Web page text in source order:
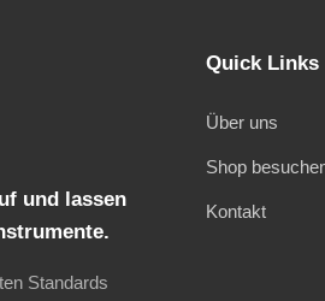
und lassen
Standards
Quick Links
Über uns
Shop
Kontakt